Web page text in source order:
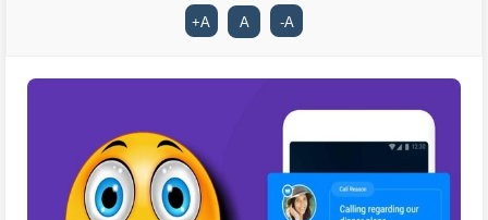
A
-
A
A
+